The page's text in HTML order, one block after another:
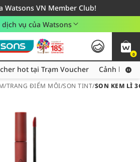
Watsons VN Member Club!
hàng cho đơn hàng từ 249,000Đ
- Áp dụng khu vực TP. Hồ Chí Minh
dịch vụ của Watsons
0
Thu thập thêm voucher hot tại Trạm Voucher
hot tại Trạm Voucher Cảnh báo
/TRANG ĐIỂM MÔI/SON TINT/SON KEM LÌ